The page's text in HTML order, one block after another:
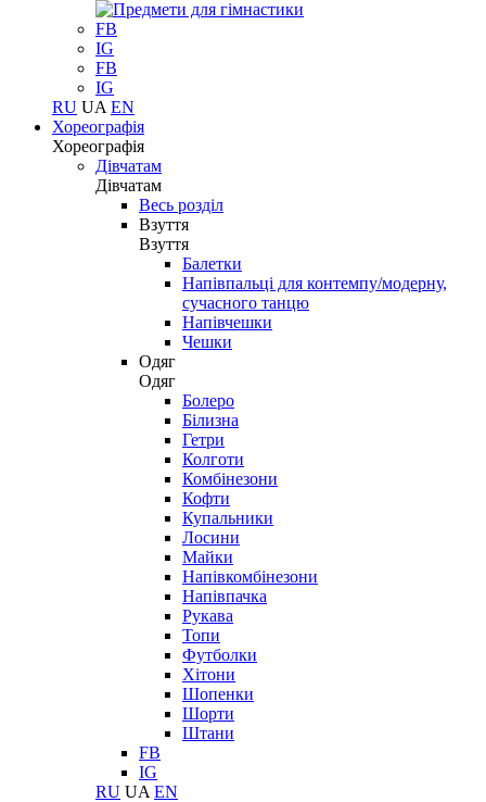
FB
IG
FB
IG
RU UA EN
Хореографія
Хореографія
Дівчатам
Дівчатам
Весь розділ
Взуття
Взуття
Балетки
Напівпальці для контемпу/модерну,
сучасного танцю
Напівчешки
Чешки
Одяг
Одяг
Болеро
Білизна
Гетри
Колготи
Комбінезони
Кофти
Купальники
Лосини
Майки
Напівкомбінезони
Напівпачка
Рукава
Топи
Футболки
Хітони
Шопенки
Шорти
Штани
FB
IG
RU UA EN